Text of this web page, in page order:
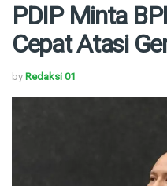
PDIP Minta
Cepat Atasi
by Redaksi 01